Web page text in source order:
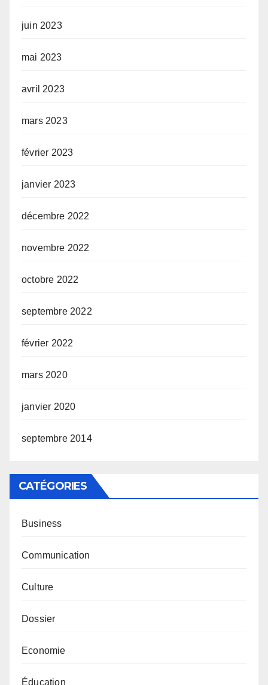
juin 2023
mai 2023
avril 2023
mars 2023
février 2023
janvier 2023
décembre 2022
novembre 2022
octobre 2022
septembre 2022
février 2022
mars 2020
janvier 2020
septembre 2014
CATÉGORIES
Business
Communication
Culture
Dossier
Economie
Éducation